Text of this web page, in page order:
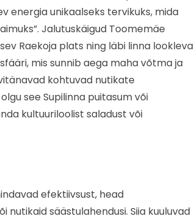
energia unikaalseks tervikuks, mida
Jalutuskäigud Toomemäe
Raekoja plats ning läbi linna lookleva
mis sunnib aega maha võtma ja
kohtuvad nutikate
see Supilinna puitasum või
kultuuriloolist saladust või
efektiivsust, head
säästulahendusi. Siia kuuluvad